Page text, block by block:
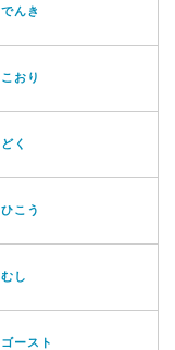
でんき
こおり
どく
ひこう
むし
ゴースト